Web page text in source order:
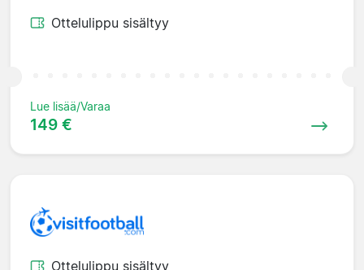
Ottelulippu sisältyy
Lue lisää/Varaa
149 €
Ottelulippu sisältyy